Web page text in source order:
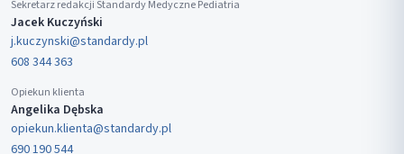
Sekretarz redakcji Standardy Medyczne Pediatria
Jacek Kuczyński
j.kuczynski@standardy.pl
608 344 363
Opiekun klienta
Angelika Dębska
opiekun.klienta@standardy.pl
690 190 544